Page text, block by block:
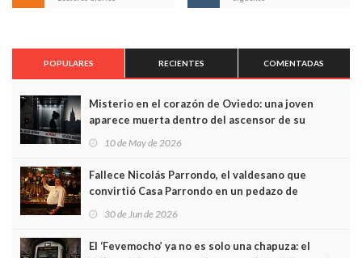
POPULARES RECIENTES COMENTADAS
Misterio en el corazón de Oviedo: una joven
aparece muerta dentro del ascensor de su
edificio y las cámaras captan sus últimos minutos
10 de May de 2026
Fallece Nicolás Parrondo, el valdesano que
convirtió Casa Parrondo en un pedazo de
Asturias en Madrid
30 de Jun de 2026
El ‘Fevemocho’ ya no es solo una chapuza: el